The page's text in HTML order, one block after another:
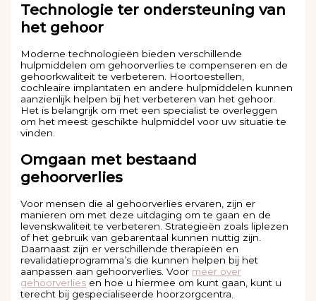
Technologie ter ondersteuning van
het gehoor
Moderne technologieën bieden verschillende
hulpmiddelen om gehoorverlies te compenseren en de
gehoorkwaliteit te verbeteren. Hoortoestellen,
cochleaire implantaten en andere hulpmiddelen kunnen
aanzienlijk helpen bij het verbeteren van het gehoor.
Het is belangrijk om met een specialist te overleggen
om het meest geschikte hulpmiddel voor uw situatie te
vinden.
Omgaan met bestaand
gehoorverlies
Voor mensen die al gehoorverlies ervaren, zijn er
manieren om met deze uitdaging om te gaan en de
levenskwaliteit te verbeteren. Strategieën zoals liplezen
of het gebruik van gebarentaal kunnen nuttig zijn.
Daarnaast zijn er verschillende therapieën en
revalidatieprogramma’s die kunnen helpen bij het
aanpassen aan gehoorverlies. Voor meer over
gehoorverlies en hoe u hiermee om kunt gaan, kunt u
terecht bij gespecialiseerde hoorzorgcentra.